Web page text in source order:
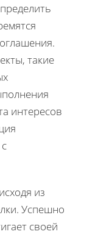
такие
интересов
из
Успешно
своей